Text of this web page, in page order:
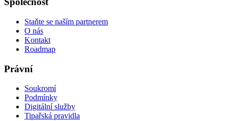
Staňte se naším partnerem
O nás
Kontakt
Roadmap
Právní
Soukromí
Podmínky
Digitální služby
Tipařská pravidla